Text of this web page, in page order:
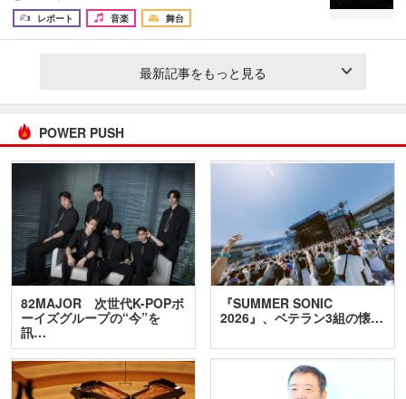
レポート
音楽 舞台
最新記事をもっと見る
POWER PUSH
82MAJOR 次世代K-POPボ
ーイズグループの“今”を
訊…
『SUMMER SONIC
2026』、ベテラン3組の懐…